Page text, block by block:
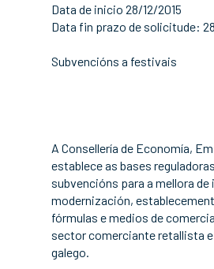
Data de inicio 28/12/2015
Data fin prazo de solicitude:
Subvencións a festivais
A Consellería de Economía,
establece as bases
subvencións para a mellora de
modernización,
fórmulas e medios de
sector comerciante retallista
galego.